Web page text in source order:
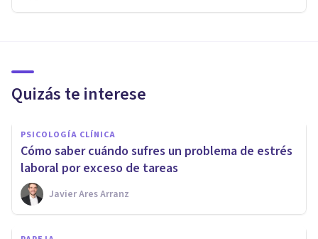
Quizás te interese
PSICOLOGÍA CLÍNICA
Cómo saber cuándo sufres un problema de estrés
laboral por exceso de tareas
Javier Ares Arranz